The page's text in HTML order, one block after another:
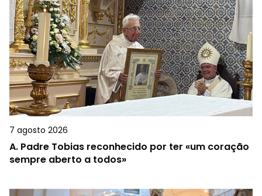
7 agosto 2026
A. Padre Tobias reconhecido por ter «um coração
sempre aberto a todos»